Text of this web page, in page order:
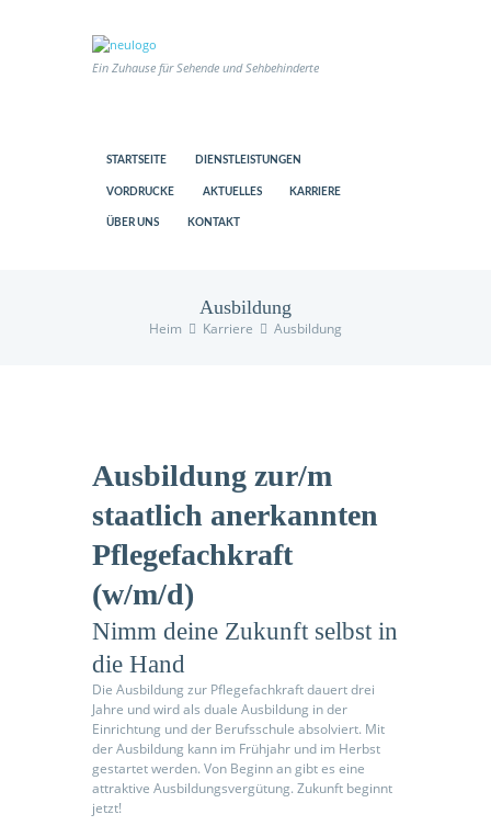
Ein Zuhause für Sehende und Sehbehinderte
STARTSEITE DIENSTLEISTUNGEN
VORDRUCKE AKTUELLES KARRIERE
ÜBER UNS KONTAKT
Ausbildung
Heim Karriere Ausbildung
Ausbildung zur/m
staatlich anerkannten
Pflegefachkraft
(w/m/d)
Nimm deine Zukunft selbst in
die Hand
Die Ausbildung zur Pflegefachkraft dauert drei
Jahre und wird als duale Ausbildung in der
Einrichtung und der Berufsschule absolviert. Mit
der Ausbildung kann im Frühjahr und im Herbst
gestartet werden. Von Beginn an gibt es eine
attraktive Ausbildungsvergütung. Zukunft beginnt
jetzt!